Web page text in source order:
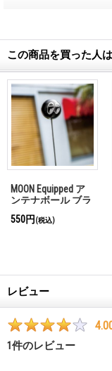
この商品を買った人
MOON Equipped ア
ンテナボール ブラ
タイプ)
550円 (税込)
レビュー
1件のレビュー